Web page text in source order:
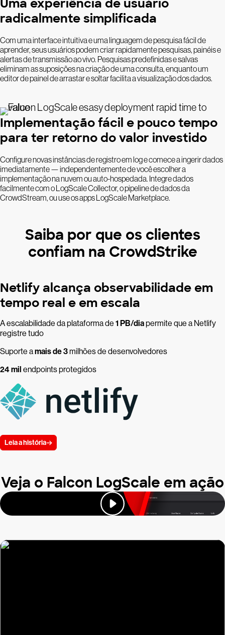
Uma experiência de usuário
radicalmente simplificada
Com uma interface intuitiva e uma linguagem de pesquisa fácil de
aprender, seus usuários podem criar rapidamente pesquisas, painéis e
alertas de transmissão ao vivo. Pesquisas predefinidas e salvas
eliminam as suposições na criação de uma consulta, enquanto um
editor de painel de arrastar e soltar facilita a visualização dos dados.
Implementação fácil e pouco tempo
para ter retorno do valor investido
Configure novas instâncias de registro em log e comece a ingerir dados
imediatamente — independentemente de você escolher a
implementação na nuvem ou auto-hospedada. Integre dados
facilmente com o LogScale Collector, o pipeline de dados da
CrowdStream, ou use os apps LogScale Marketplace.
Saiba por que os clientes
confiam na CrowdStrike
Netlify alcança observabilidade em
tempo real e em escala
A escalabilidade da plataforma de 1 PB/diapermite que a Netlify
registre tudo
Suporte amais de 3milhões de desenvolvedores
24 mil endpoints protegidos
Leia a história
Veja o Falcon LogScale em ação